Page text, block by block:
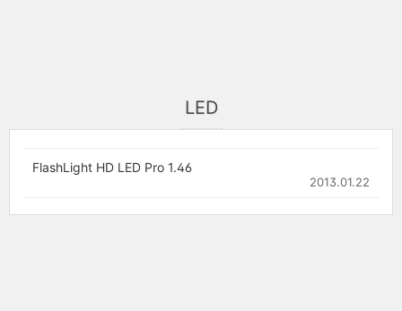
LED
FlashLight HD LED Pro 1.46
2013.01.22